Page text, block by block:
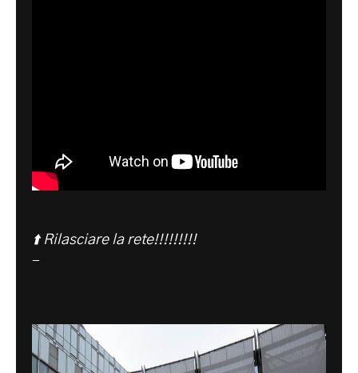
⬆️ Rilasciare la rete!!!!!!!!!
-